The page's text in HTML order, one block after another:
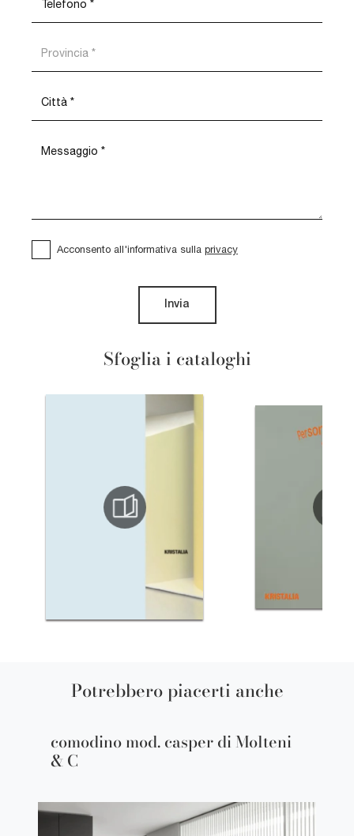
Sfoglia i cataloghi
Acconsento all'informativa sulla privacy
Invia
Potrebbero piacerti anche
comodino mod. casper di Molteni
& C